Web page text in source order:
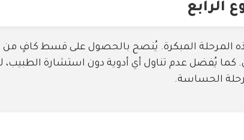
الرابع
المرحلة المبكرة. يُنصح بالحصول على قسط كافٍ من
كما يُفضل عدم تناول أي أدوية دون استشارة الطبيب،
الحساسة.